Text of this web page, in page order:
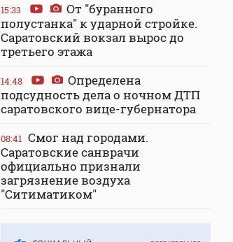
15:33
От "буранного
полустанка" к ударной стройке.
Саратовский вокзал вырос до
третьего этажа
14:48
Определена
подсудность дела о ночном ДТП
саратовского вице-губернатора
08:41 Смог над городами.
Саратовские санврачи
официально признали
загрязнение воздуха
"Ситиматиком"